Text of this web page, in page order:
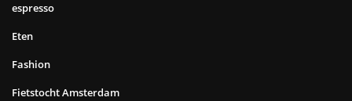
espresso
Eten
Fashion
Fietstocht Amsterdam